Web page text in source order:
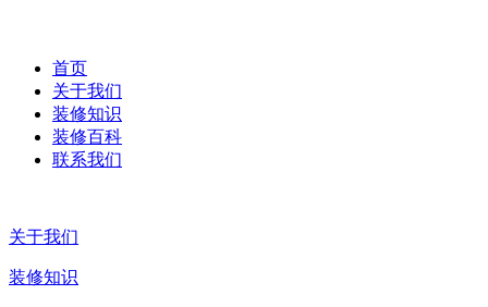
首页
关于我们
装修知识
装修百科
联系我们
关于我们
装修知识